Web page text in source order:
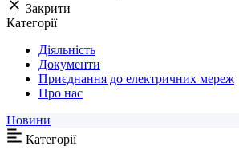
Закрити
Категорії
Діяльність
Документи
Приєднання до електричних мереж
Про нас
Новини
Категорії